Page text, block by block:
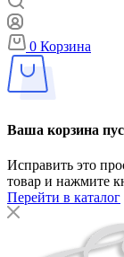
0 Корзина
Ваша корзина
Исправить это
товар и нажмите
Перейти в каталог